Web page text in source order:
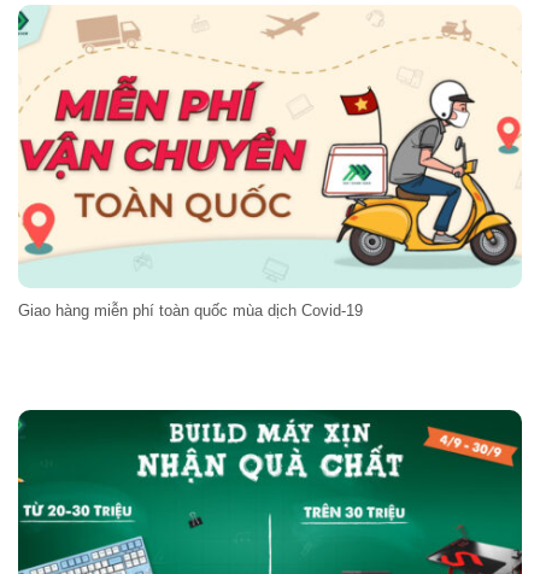
Giao hàng miễn phí toàn quốc mùa dịch Covid-19